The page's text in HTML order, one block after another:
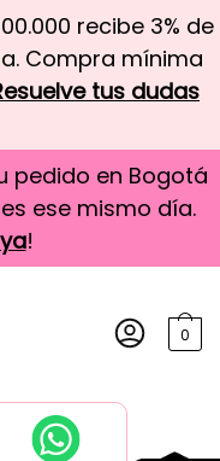
recibe 3% de
Compra mínima
tus dudas
pedido en Bogotá
ese mismo día.
!
0